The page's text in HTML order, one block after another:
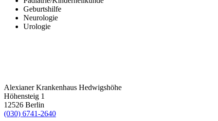
Geburtshilfe
Neurologie
Urologie
Alexianer Krankenhaus Hedwigshöhe
Höhensteig 1
12526 Berlin
(030) 6741-2640